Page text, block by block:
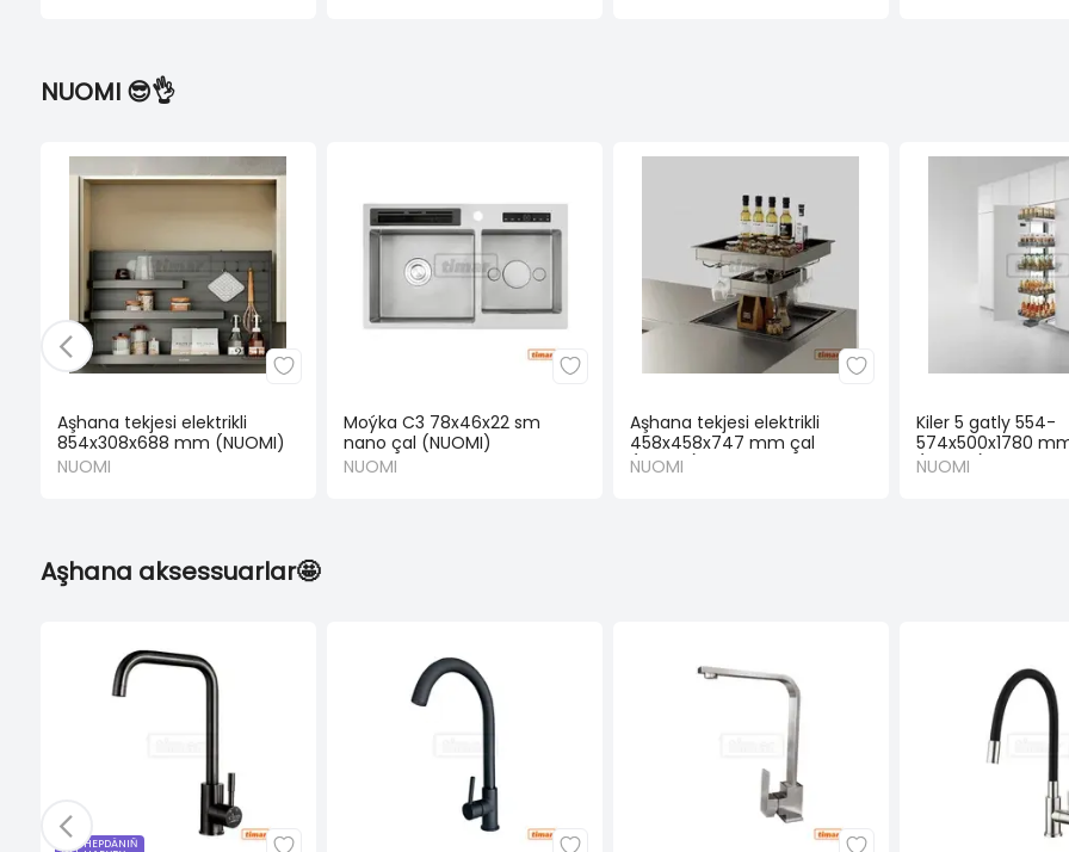
NUOMI 😎👌
Aşhana tekjesi elektrikli
854x308x688 mm (NUOMI)
NUOMI
Moýka C3 78x46x22 sm
nano çal (NUOMI)
NUOMI
Aşhana tekjesi elektrikli
458x458x747 mm çal
(NUOMI)
NUOMI
Kiler 5 gatly 554-
574x500x1780
(NUOMI)
NUOMI
Aşhana aksessuarlar🤩
HEPDÄNIŇ